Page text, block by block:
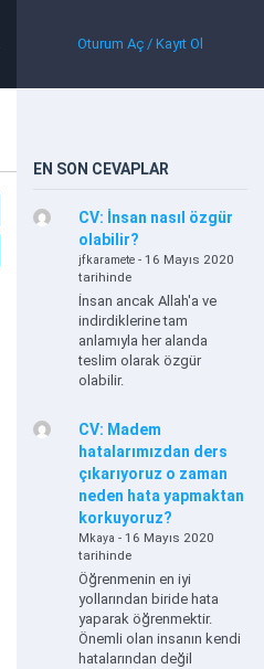
Oturum Aç / Kayıt Ol
EN SON CEVAPLAR
CV: İnsan nasıl özgür
olabilir?
jfkaramete - 16 Mayıs 2020
tarihinde
İnsan ancak Allah'a ve
indirdiklerine tam
anlamıyla her alanda
teslim olarak özgür
olabilir.
CV: Madem
hatalarımızdan ders
çıkarıyoruz o zaman
neden hata yapmaktan
korkuyoruz?
Mkaya - 16 Mayıs 2020
tarihinde
Öğrenmenin en iyi
yollarından biride hata
yaparak öğrenmektir.
Önemli olan insanın kendi
hatalarından değil